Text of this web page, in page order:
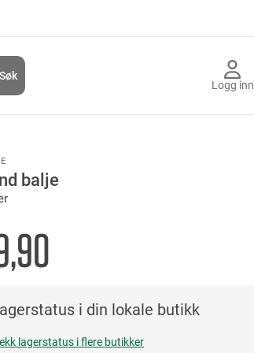
Logg inn
Søk
balje
i din lokale butikk
lagerstatus i flere butikker